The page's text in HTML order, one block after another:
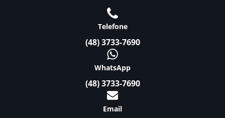
Telefone
(48) 3733-7690
WhatsApp
(48) 3733-7690
Email